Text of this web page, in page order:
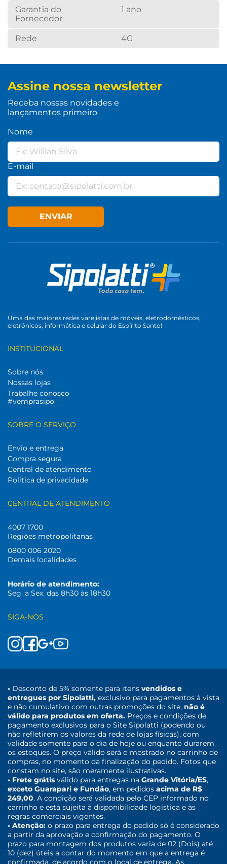
Garantia do
Fornecedor
1 ano
Rede 4G
Assine nossa newsletter
Receba nossas novidades e
lançamentos primeiro
Nome
E-mail
ENVIAR
Uma das maiores redes varejistas de móveis, eletrodomésticos,
eletrônicos, informática e celular do Espírito Santo!
INSTITUCIONAL
Sobre nós
Nossas lojas
Trabalhe conosco
#vemprasipo
SOBRE O SERVIÇO
Envio e entrega
Compra segura
Central de atendimento
Politica de privacidade
CENTRAL DE ATENDIMENTO
4007 1700
Regiões metropolitanas
0800 006 2020
Demais localidades
Horário de atendimento:
Seg. a Sex. das 8h30 às 18h30
SIGA-NOS
• Desconto de 5% somente para itens vendidos e
entregues por Sipolatti, exclusivo para pagamentos à vista
e não cumulativo com outras promoções do site, não é
válido para produtos em oferta. Preços e condições de
pagamento exclusivos para o Site Sipolatti (podendo ou
não refletirem os valores da rede de lojas físicas), com
validade somente para o dia de hoje ou enquanto durarem
os estoques. O preço válido será o mostrado no carrinho de
compras, no momento da finalização do pedido. Fotos que
constam no site, são meramente ilustrativas.
• Frete grátis válido para entregas na Grande Vitória/ES,
exceto Guarapari e Fundão, em pedidos acima de R$
249,00. A condição será validada pelo CEP informado no
carrinho e está sujeita à disponibilidade logística e às
regras comerciais vigentes.
• Atenção: o prazo para entrega do pedido só é considerado
a partir da aprovação e confirmação do pagamento. O
prazo para montagem dos produtos varia de 02 (Dois) até
10 (dez) úteis a contar do momento em que a entrega é
confirmada, de acordo com o local de entrega. As